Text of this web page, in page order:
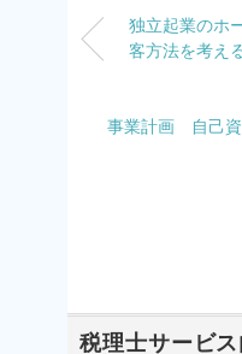
独立起業のホ
客方法を考え
事業計画 自己資
税理士サービ